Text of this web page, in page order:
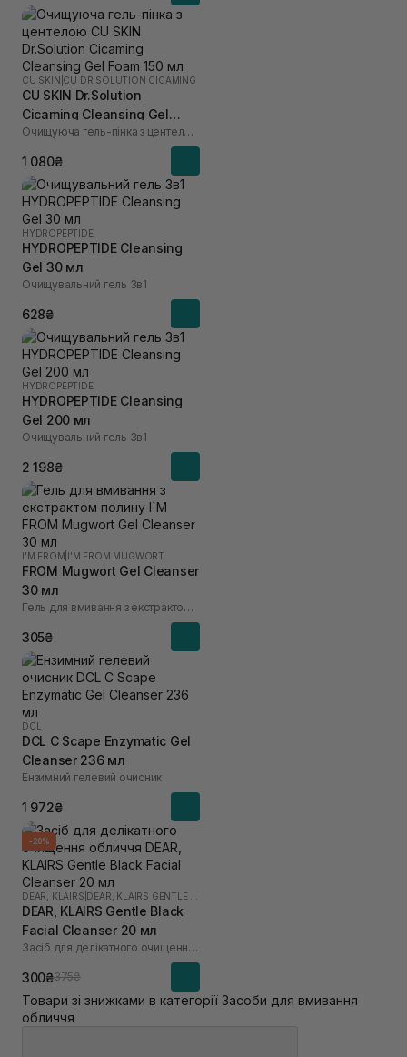
CU SKIN CU DR.SOLUTION CICAMING
CU SKIN Dr.Solution
Cicaming Cleansing Gel
Foam 150 мл
Очищуюча гель-пінка з центелою
1 080₴
HYDROPEPTIDE
HYDROPEPTIDE Cleansing
Gel 30 мл
Очищувальний гель 3в1
628₴
HYDROPEPTIDE
HYDROPEPTIDE Cleansing
Gel 200 мл
Очищувальний гель 3в1
2 198₴
I'M FROM I'M FROM MUGWORT
FROM Mugwort Gel Cleanser
30 мл
Гель для вмивання з екстрактом полину I`M
305₴
DCL
DCL C Scape Enzymatic Gel
Cleanser 236 мл
Ензимний гелевий очисник
1 972₴
-20%
DEAR, KLAIRS
DEAR, KLAIRS Gentle Black
Facial Cleanser 20 мл
Засіб для делікатного очищення обличчя
300₴375₴
Товари зі знижками в категорії Засоби для вмивання
обличчя